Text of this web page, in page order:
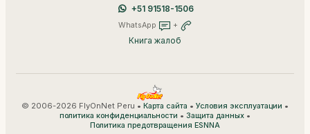
+51 91518-1506
WhatsApp +
Книга жалоб
© 2006-2026 FlyOnNet Peru • Карта сайта • Условия эксплуатации •
политика конфиденциальности • Защита данных •
Политика предотвращения ESNNA